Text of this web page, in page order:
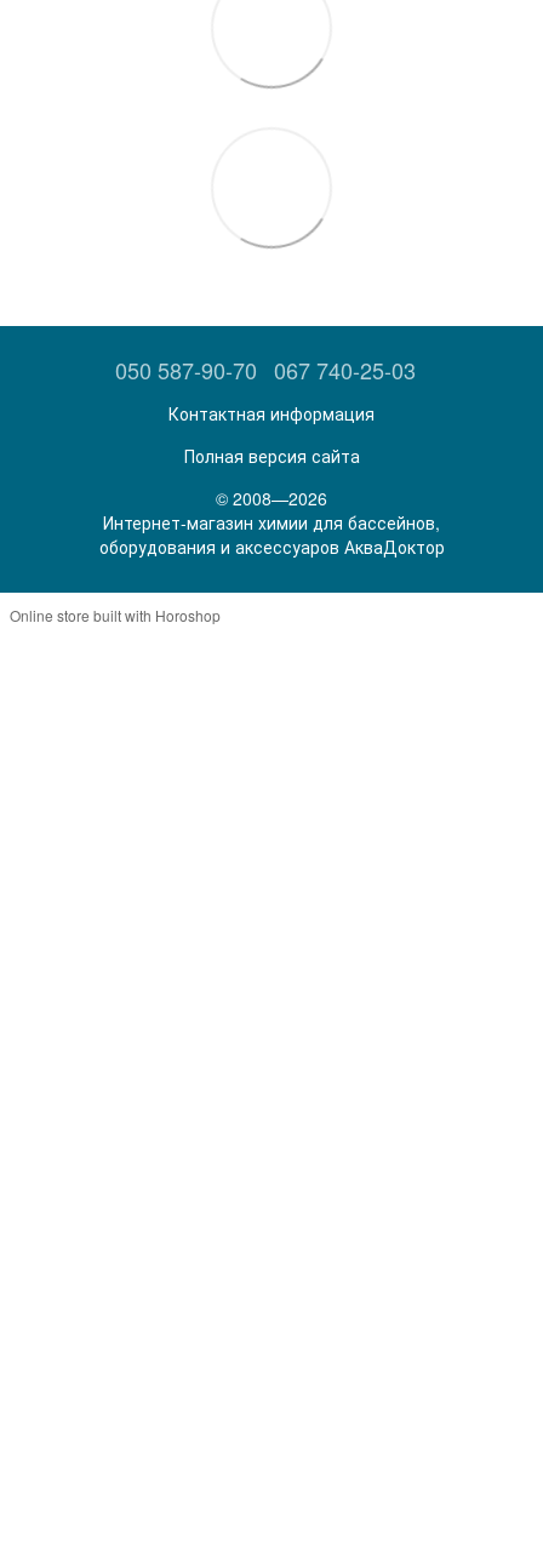
050 587-90-70 067 740-25-03
Контактная информация
Полная версия сайта
© 2008—2026
Интернет-магазин химии для бассейнов,
оборудования и аксессуаров АкваДоктор
Online store built with Horoshop